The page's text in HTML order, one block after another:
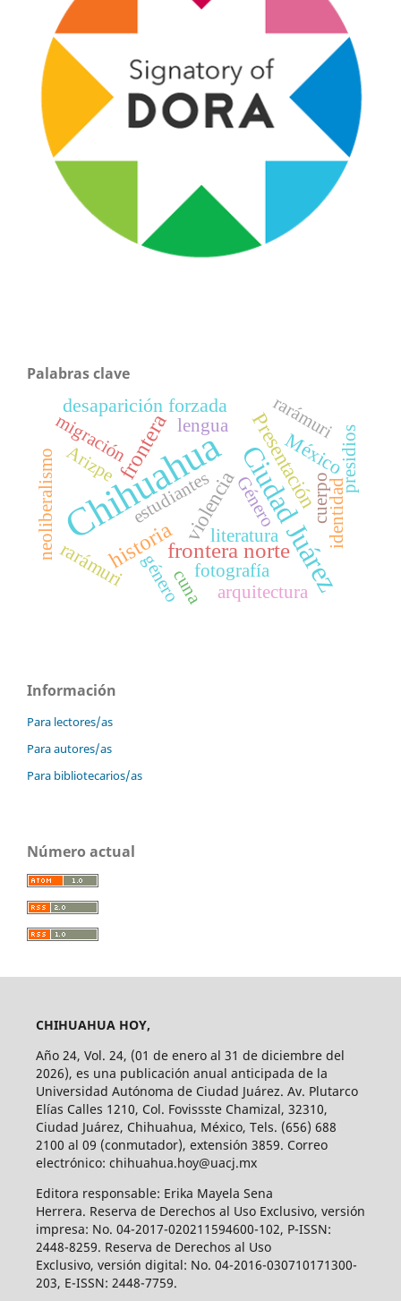
Palabras clave
ChihuahuaCiudad Juárez
historiafrontera norte
frontera Presentación
violencia
desaparición forzada
México
rarámuri
Género
migración
fotografía
estudiantes
género
neoliberalismo identidad
cuerpo
literatura
rarámuri
arquitectura
presidios
Arizpe
lengua
cuna
Información
Para lectores/as
Para autores/as
Para bibliotecarios/as
Número actual
CHIHUAHUA HOY,
Año 24, Vol. 24, (01 de enero al 31 de diciembre del
2026), es una publicación anual anticipada de la
Universidad Autónoma de Ciudad Juárez. Av. Plutarco
Elías Calles 1210, Col. Fovissste Chamizal, 32310,
Ciudad Juárez, Chihuahua, México, Tels. (656) 688
2100 al 09 (conmutador), extensión 3859. Correo
electrónico: chihuahua.hoy@uacj.mx
Editora responsable: Erika Mayela Sena
Herrera. Reserva de Derechos al Uso Exclusivo, versión
impresa: No. 04-2017-020211594600-102, P-ISSN:
2448-8259. Reserva de Derechos al Uso
Exclusivo, versión digital: No. 04-2016-030710171300-
203, E-ISSN: 2448-7759.